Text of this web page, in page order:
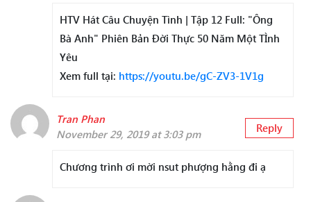
HTV Hát Câu Chuyện Tình | Tập 12 Full: "Ông
Bà Anh" Phiên Bản Đời Thực 50 Năm Một TÌnh
Yêu
Xem full tại: https://youtu.be/gC-ZV3-1V1g
Tran Phan
November 29, 2019 at 3:03 pm
Reply
Chương trình ơi mời nsut phượng hằng đi ạ